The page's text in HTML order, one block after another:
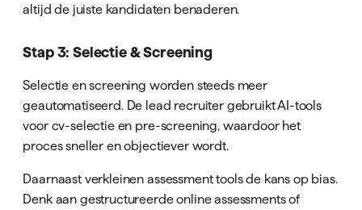
altijd de juiste kandidaten benaderen.
Stap 3: Selectie & Screening
Selectie en screening worden steeds meer
geautomatiseerd. De lead recruiter gebruikt AI-tools
voor cv-selectie en pre-screening, waardoor het
proces sneller en objectiever wordt.
Daarnaast verkleinen assessment tools de kans op bias.
Denk aan gestructureerde online assessments of